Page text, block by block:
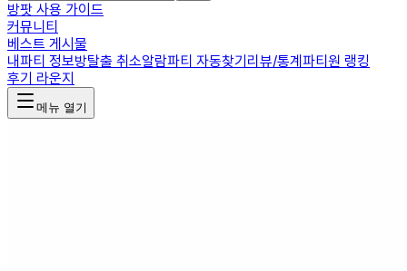
방팟 사용 가이드
커뮤니티
베스트 게시물
내파티 정보방탈출 취소알람파티 자동찾기리뷰/통계파티원 랭킹
후기 라운지
메뉴 열기